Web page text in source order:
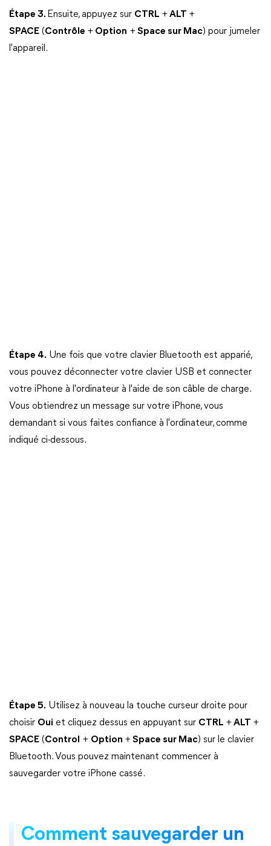
Étape 3. Ensuite, appuyez sur CTRL +ALT +
SPACE (Contrôle + Option +Space sur Mac) pour jumeler
l'appareil.
Étape 4. Une fois que votre clavier Bluetooth est apparié,
vous pouvez déconnecter votre clavier USB et connecter
votre iPhone à l'ordinateur à l'aide de son câble de charge.
Vous obtiendrez un message sur votre iPhone, vous
demandant si vous faites confiance à l'ordinateur, comme
indiqué ci-dessous.
Étape 5. Utilisez à nouveau la touche curseur droite pour
choisir Oui et cliquez dessus en appuyant sur CTRL +ALT +
SPACE (Control + Option +Space sur Mac) sur le clavier
Bluetooth. Vous pouvez maintenant commencer à
sauvegarder votre iPhone cassé.
Comment sauvegarder un